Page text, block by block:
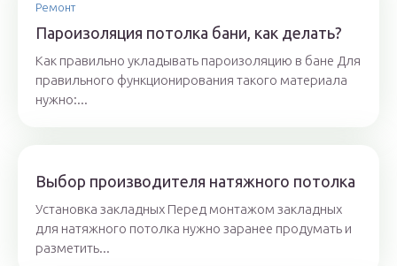
Ремонт
Пароизоляция потолка бани, как делать?
Как правильно укладывать пароизоляцию в бане Для
правильного функционирования такого материала
нужно:...
Выбор производителя натяжного потолка
Установка закладных Перед монтажом закладных
для натяжного потолка нужно заранее продумать и
разметить...